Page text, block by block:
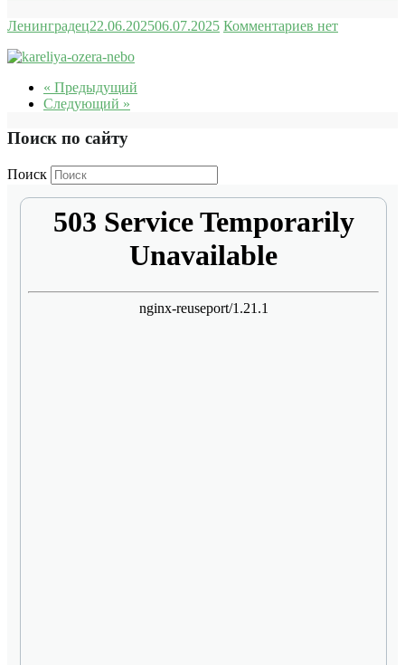
Ленинградец22.06.202506.07.2025 Комментариев нет
« Предыдущий
Следующий »
Поиск по сайту
Поиск